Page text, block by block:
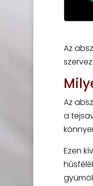
Az
Az
a
Ezen